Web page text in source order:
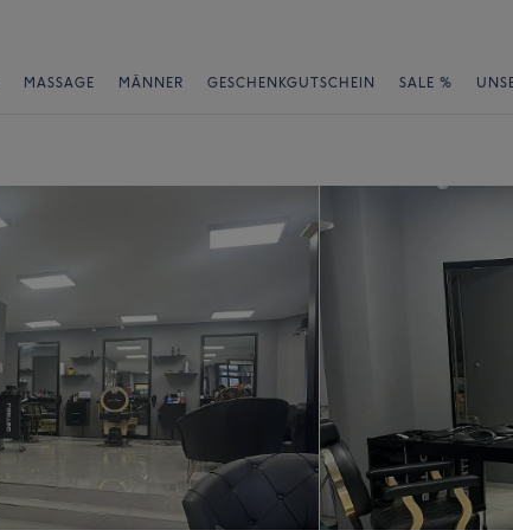
MASSAGE MÄNNER GESCHENKGUTSCHEIN SALE %